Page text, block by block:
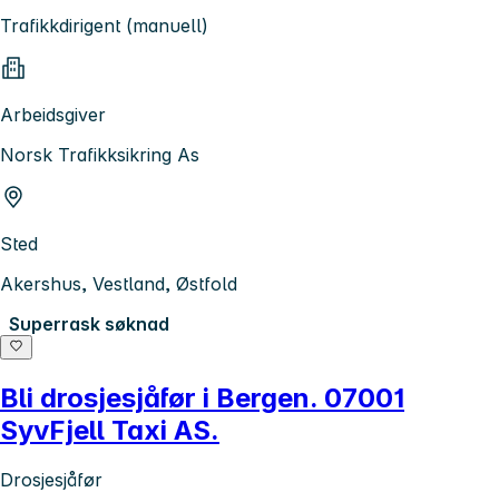
Trafikkdirigent (manuell)
Arbeidsgiver
Norsk Trafikksikring As
Sted
Akershus, Vestland, Østfold
Superrask søknad
Bli drosjesjåfør i Bergen. 07001
SyvFjell Taxi AS.
Drosjesjåfør